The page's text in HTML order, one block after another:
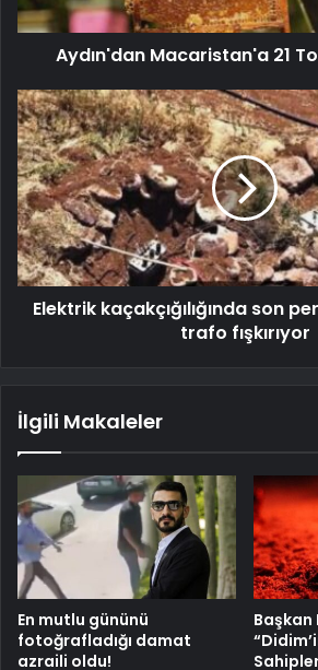
Aydın'dan Macaristan'a 21
Elektrik kaçakçığılığında son
trafo fışkırıyor
İlgili Makaleler
En mutlu gününü
fotoğrafladığı damat
azraili oldu!
Başkan